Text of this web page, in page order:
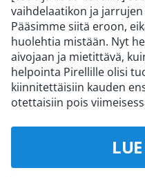
vaihdelaatikon ja
Pääsimme siitä eroon,
huolehtia mistään. Nyt
aivojaan ja mietittävä,
helpointa Pirellille olisi
kiinnitettäisiin kauden
otettaisiin pois